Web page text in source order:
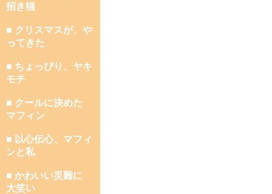
招き猫
■ クリスマスが、や
ってきた
■ ちょっぴり、ヤキ
モチ
■ クールに決めた
マフィン
■ 以心伝心、マフィ
ンと私
■ かわいい災難に
大笑い